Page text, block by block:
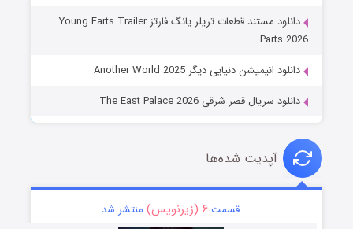
دانلود مستند قطعات تریلر یانگ فارتز Young Farts Trailer
Parts 2026
دانلود انیمیشن دنیایی دیگر Another World 2025
دانلود سریال قصر شرقی The East Palace 2026
آپدیت شده‌ها
قسمت ۶ (زیرنویس) منتشر شد